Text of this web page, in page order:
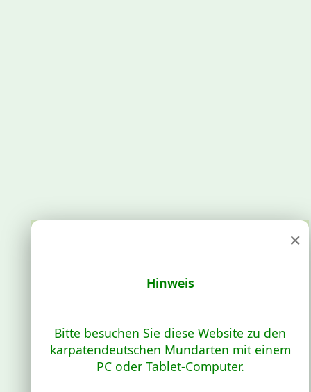
×
Hinweis
Bitte besuchen Sie diese Website zu den
karpatendeutschen Mundarten mit einem
PC oder Tablet-Computer.